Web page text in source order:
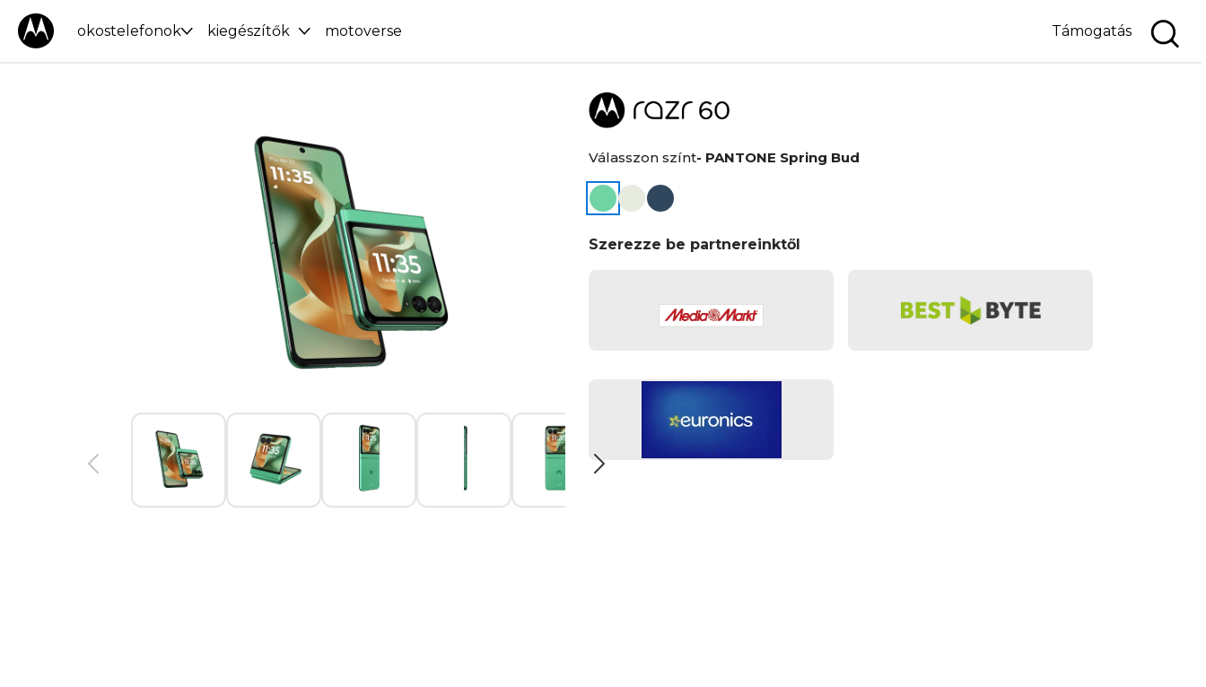
okostelefonok kiegészítők motoverse Támogatás
Válasszon színt- PANTONE Spring Bud
Szerezze be partnereinktől